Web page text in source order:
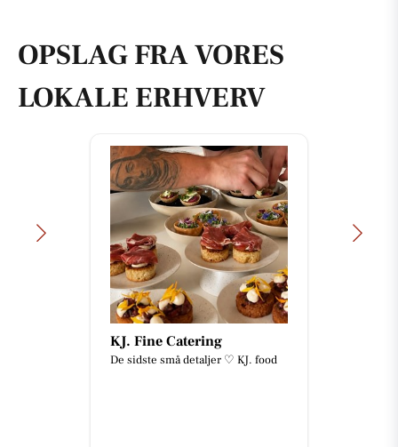
OPSLAG FRA VORES
LOKALE ERHVERV
KJ. Fine Catering
De sidste små detaljer ♡ KJ. food